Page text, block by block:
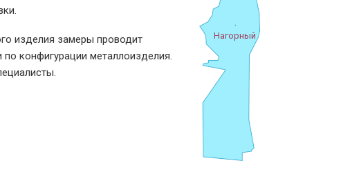
Нагорный
изделия замеры проводит
конфигурации металлоизделия.